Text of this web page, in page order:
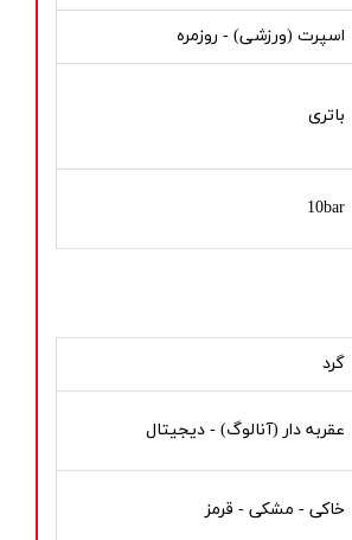
اسپرت (ورزشی) - روزمره
باتری
10bar
گرد
عقربه دار (آنالوگ) - دیجیتال
خاکی - مشکی - قرمز